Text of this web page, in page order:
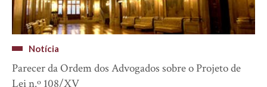
Notícia
Parecer da Ordem dos Advogados sobre o Projeto de
Lei n.º 108/XV